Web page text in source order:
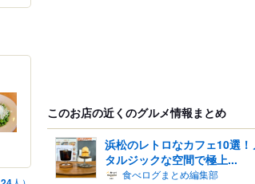
このお店の近くのグルメ情報まとめ
浜松のレトロなカフェ10選！
タルジックな空間で極上...
食べログまとめ編集部